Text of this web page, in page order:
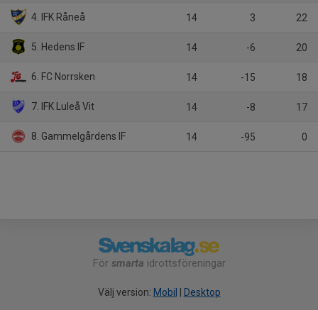
4. IFK Råneå 14 3 22
5. Hedens IF 14 -6 20
6. FC Norrsken 14 -15 18
7. IFK Luleå Vit 14 -8 17
8. Gammelgårdens IF 14 -95 0
För smarta idrottsföreningar
Välj version: Mobil Desktop